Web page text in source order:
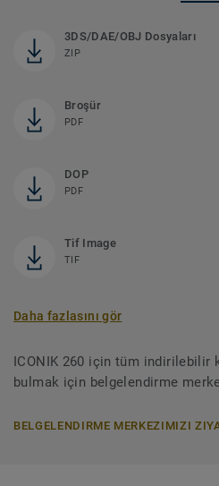
3DS/DAE/OBJ Dosyaları
ZIP
Broşür
PDF
DOP
PDF
Tif Image
TIF
Daha fazlasını gör
ICONIK 260 için tüm indirilebilir
bulmak için belgelendirme
BELGELENDIRME MERKEZIMIZI